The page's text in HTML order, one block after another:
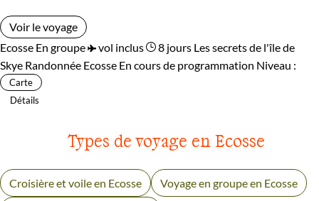
Voir le voyage
Ecosse En groupe vol inclus 8 jours Les secrets de l'île de
Skye Randonnée Ecosse En cours de programmation Niveau :
Carte
Détails
Types de voyage en Ecosse
Croisière et voile en Ecosse Voyage en groupe en Ecosse